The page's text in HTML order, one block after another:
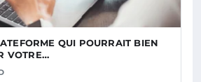
QUI POURRAIT BIEN
VOTRE…